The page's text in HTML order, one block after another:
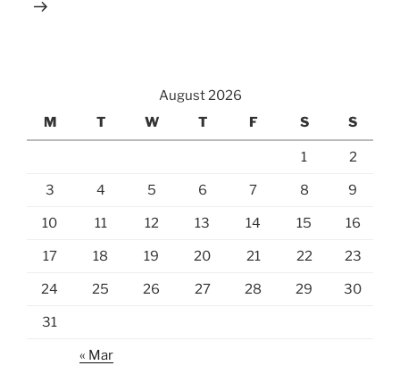
August 2026
M
T W T F S S
1 2
3 4 5 6 7 8 9
10 11 12 13 14 15 16
17 18 19 20 21 22 23
24 25 26 27 28 29 30
31
« Mar